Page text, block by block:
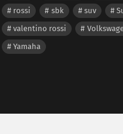
rossi
sbk suv
valentino rossi
Yamaha